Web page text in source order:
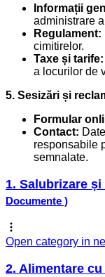
Informații
administrare
Regulament:
cimitirelor.
Taxe și tarife:
a locurilor de
5. Sesizări și
Formular
Contact:
responsabile
semnalate.
1. Salubrizare
Documente )
Open category in
2. Alimentare